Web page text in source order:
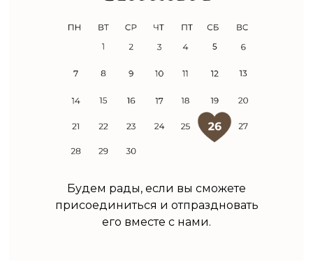
Будем рады, если вы сможете
присоединиться и отпраздновать
его вместе с нами.